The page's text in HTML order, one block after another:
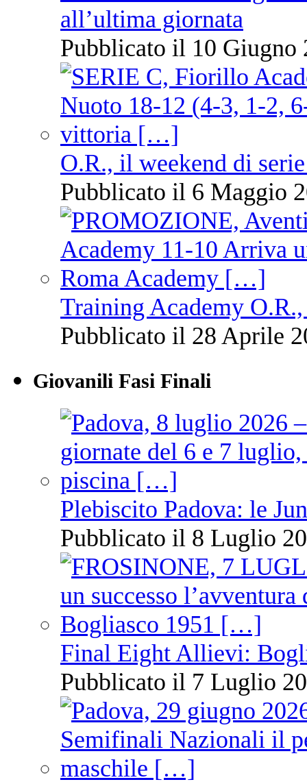
all’ultima giornata
Pubblicato il 10 Giugno
O.R., il weekend di
Pubblicato il 6 Maggio
Training Academy
Pubblicato il 28 Aprile
Giovanili Fasi Finali
Plebiscito Padova: le
Pubblicato il 8 Luglio
Final Eight Allievi:
Pubblicato il 7 Luglio